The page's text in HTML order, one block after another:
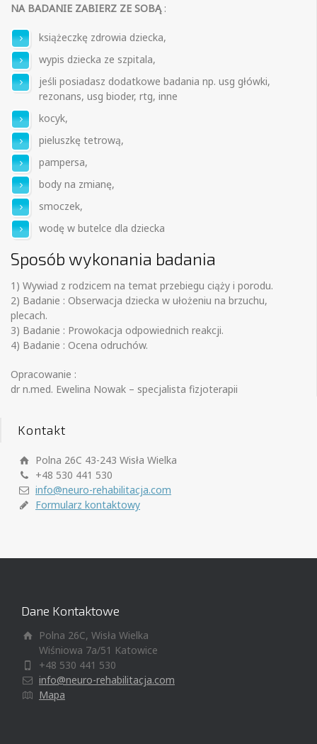
NA BADANIE ZABIERZ ZE SOBĄ:
książeczkę zdrowia dziecka,
wypis dziecka ze szpitala,
jeśli posiadasz dodatkowe badania np. usg główki,
rezonans, usg bioder, rtg, inne
kocyk,
pieluszkę tetrową,
pampersa,
body na zmianę,
smoczek,
wodę w butelce dla dziecka
Sposób wykonania badania
1) Wywiad z rodzicem na temat przebiegu ciąży i porodu.
2) Badanie : Obserwacja dziecka w ułożeniu na brzuchu,
plecach.
3) Badanie : Prowokacja odpowiednich reakcji.
4) Badanie : Ocena odruchów.
Opracowanie :
dr n.med. Ewelina Nowak – specjalista fizjoterapii
Kontakt
Polna 26C 43-243 Wisła Wielka
+48 530 441 530
info@neuro-rehabilitacja.com
Formularz kontaktowy
Dane Kontaktowe
Polna 26C, Wisła Wielka
Wiśniowa 7a/51 Katowice
+48 530 441 530
info@neuro-rehabilitacja.com
Mapa